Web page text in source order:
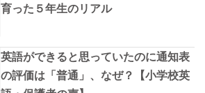
育った５年生のリアル
英語ができると思っていたのに通知表
の評価は「普通」、なぜ？【小学校英